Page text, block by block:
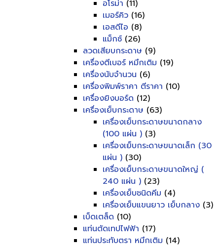
อโรม่า (11)
เมอร์คิว (16)
เอสดีไอ (8)
แม็กซ์ (26)
ลวดเสียบกระดาษ (9)
เครื่องตีเบอร์ หมึกเติม (19)
เครื่องนับจำนวน (6)
เครื่องพิมพ์ราคา ตีราคา (10)
เครื่องยิงบอร์ด (12)
เครื่องเย็บกระดาษ (63)
เครื่องเย็บกระดาษขนาดกลาง
(100 แผ่น ) (3)
เครื่องเย็บกระดาษขนาดเล็ก (30
แผ่น ) (30)
เครื่องเย็บกระดาษขนาดใหญ่ (
240 แผ่น ) (23)
เครื่องเย็บชนิดคีม (4)
เครื่องเย็บแขนยาว เย็บกลาง (3)
เบ็ดเตล็ด (10)
แท่นตัดเทปไฟฟ้า (17)
แท่นประทับตรา หมึกเติม (14)